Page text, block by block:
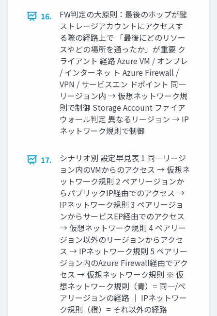
16.
FW判定の大原則：最後のホップが鍵
ストレージアカウントにアクセスす
る際の経路上で 「最後にどのリソー
スやどの場所を通ったか」が重要 ク
ライアント 経路 Azure VM / オンプレ
/ インターネッ ト Azure Firewall /
VPN / サービスエン ドポイント 同一
リージョン内 → 仮想ネットワーク規
則で制御 Storage Account ファイア
ウォール判定 異なるリージョン → IP
ネットワーク規則で制御
17.
シナリオ別 設定早見表 1 同一リージ
ョン内のVMからのアクセス → 仮想ネ
ットワーク規則 2 ペアリージョンか
らパブリックIP経由でのアクセス →
IPネットワーク規則 3 ペアリージョ
ンからサービスEP経由でのアクセス
→ 仮想ネットワーク規則 4 ペアリー
ジョン以外のリージョンからアクセ
ス → IPネットワーク規則 5 ペアリー
ジョン内のAzure Firewall経由でアク
セス → 仮想ネットワーク規則 ※ 仮
想ネットワーク規則（青）= 同一/ペ
アリージョンの経路 ｜ IPネットワー
ク規則（橙）= それ以外の経路